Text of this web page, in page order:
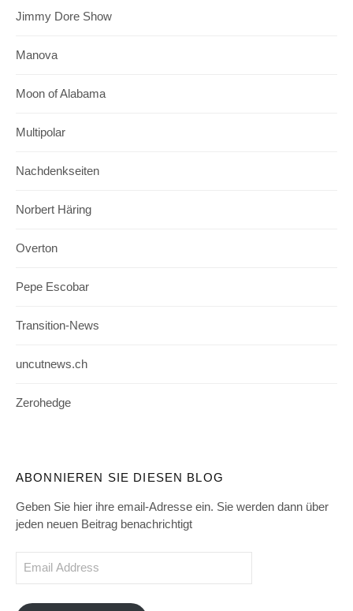
Jimmy Dore Show
Manova
Moon of Alabama
Multipolar
Nachdenkseiten
Norbert Häring
Overton
Pepe Escobar
Transition-News
uncutnews.ch
Zerohedge
ABONNIEREN SIE DIESEN BLOG
Geben Sie hier ihre email-Adresse ein. Sie werden dann über
jeden neuen Beitrag benachrichtigt